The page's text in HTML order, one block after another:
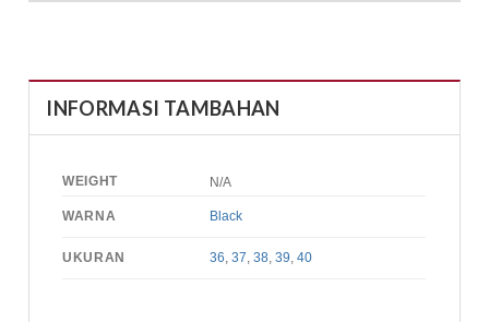
INFORMASI TAMBAHAN
WEIGHT N/A
WARNA Black
UKURAN 36 ,37 ,38 ,39 ,40